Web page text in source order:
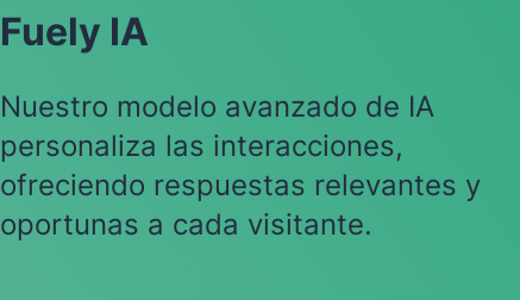
Fuely IA
Nuestro modelo avanzado de IA
personaliza las interacciones,
ofreciendo respuestas relevantes y
oportunas a cada visitante.